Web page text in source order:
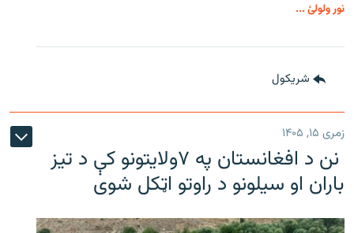
نور ولولئ ...
شريکول
زمری ۱۵, ۱۴۰۵
نن د افغانستان په ۷ولایتونو کې د تیز
باران او سیلونو د راوتو اټکل شوی